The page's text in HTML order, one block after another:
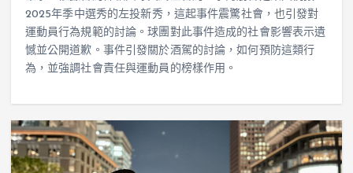
2025年季中選秀的左投新秀，這起事件震驚社會，也引發對
運動員行為規範的討論。球團對此事件造成的社會影響表示遺
憾並公開道歉。事件引發關於酒駕的討論，如何預防這類行
為，並強調社會責任與運動員的榜樣作用。